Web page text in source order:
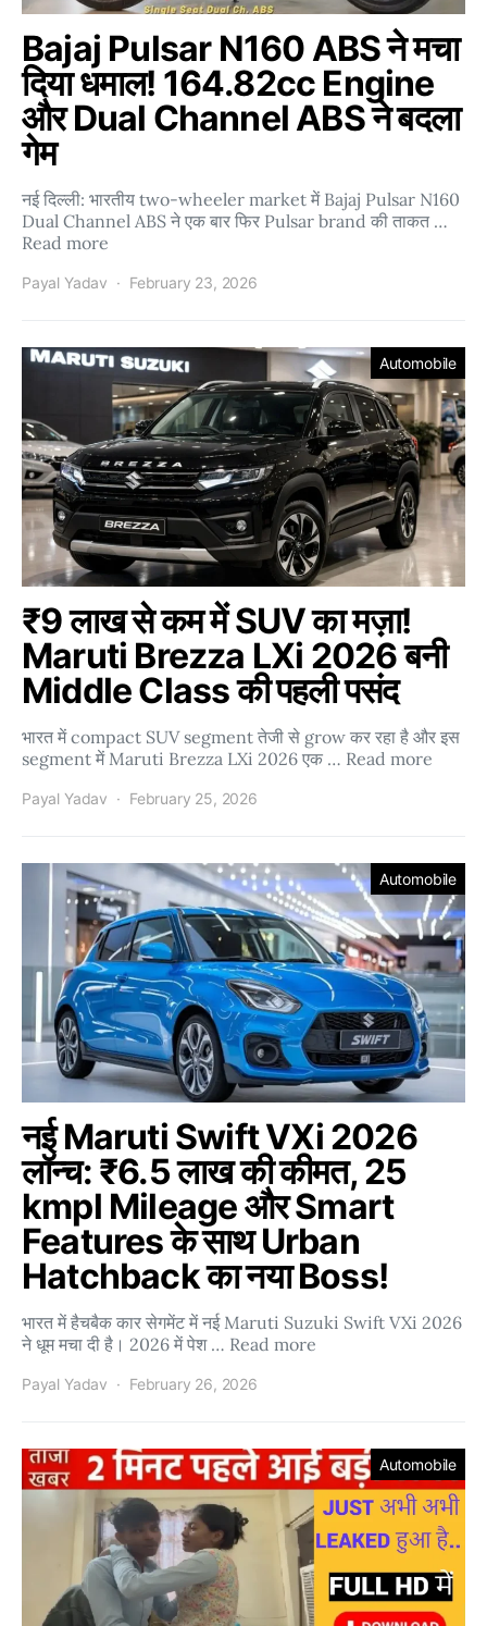
Bajaj Pulsar N160 ABS ने मचा
दिया धमाल! 164.82cc Engine
और Dual Channel ABS ने बदला
गेम
नई दिल्ली: भारतीय two-wheeler market में Bajaj Pulsar N160
Dual Channel ABS ने एक बार फिर Pulsar brand की ताकत …
Read more
Payal Yadav February 23, 2026
Automobile
₹9 लाख से कम में SUV का मज़ा!
Maruti Brezza LXi 2026 बनी
Middle Class की पहली पसंद
भारत में compact SUV segment तेजी से grow कर रहा है और इस
segment में Maruti Brezza LXi 2026 एक … Read more
Payal Yadav February 25, 2026
Automobile
नई Maruti Swift VXi 2026
लॉन्च: ₹6.5 लाख की कीमत, 25
kmpl Mileage और Smart
Features के साथ Urban
Hatchback का नया Boss!
भारत में हैचबैक कार सेगमेंट में नई Maruti Suzuki Swift VXi 2026
ने धूम मचा दी है। 2026 में पेश … Read more
Payal Yadav February 26, 2026
Automobile